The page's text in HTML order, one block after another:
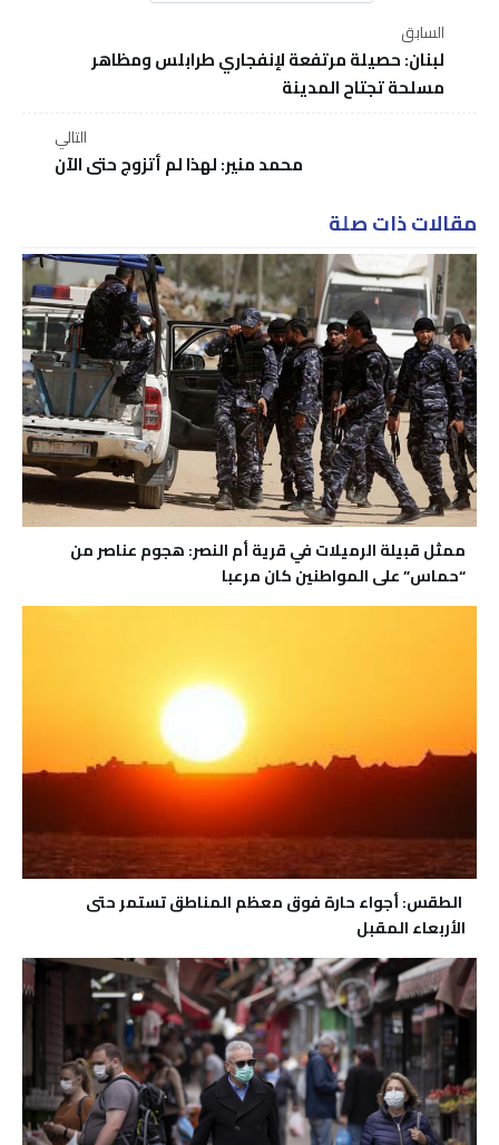
السابق
لبنان: حصيلة مرتفعة لإنفجاري طرابلس ومظاهر
مسلحة تجتاح المدينة
التالي
محمد منير: لهذا لم أتزوج حتى الآن
مقالات ذات صلة
ممثل قبيلة الرميلات في قرية أم النصر: هجوم عناصر من
“حماس” على المواطنين كان مرعبا
الطقس: أجواء حارة فوق معظم المناطق تستمر حتى
الأربعاء المقبل